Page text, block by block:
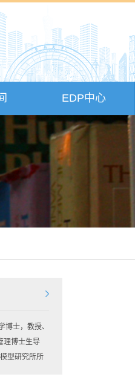
EDP中心
博士，教授、
理博士生导
型研究所所